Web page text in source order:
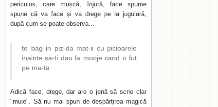
periculos, care mușcă, înjură, face spume
spune că va face și va drege pe la jugulară,
după cum se poate observa…
te bag in piz-da mat-ii cu picioarele
inainte sa-ti dau la mooje cand o fut
pe ma-ta
Adică face, drege, dar are o jenă să scrie clar
"muie". Să nu mai spun de despărțirea magică